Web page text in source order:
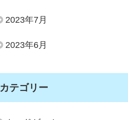
2023年7月
2023年6月
カテゴリー